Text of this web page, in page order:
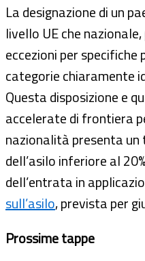
La designazione di un
livello UE che
eccezioni per
categorie chiaramente
Questa disposizione e
accelerate di frontiera
nazionalità presenta
dell’asilo inferiore al
dell’entrata in
sull’asilo, prevista per
Prossime tappe